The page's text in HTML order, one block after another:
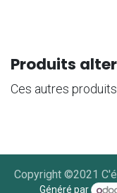
Produits
Ces autres
Copyright ©2021
Généré par